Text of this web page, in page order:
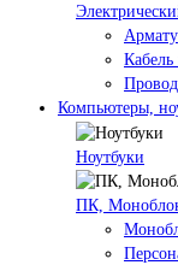
Компьютеры,
Ноутбуки
ПК,